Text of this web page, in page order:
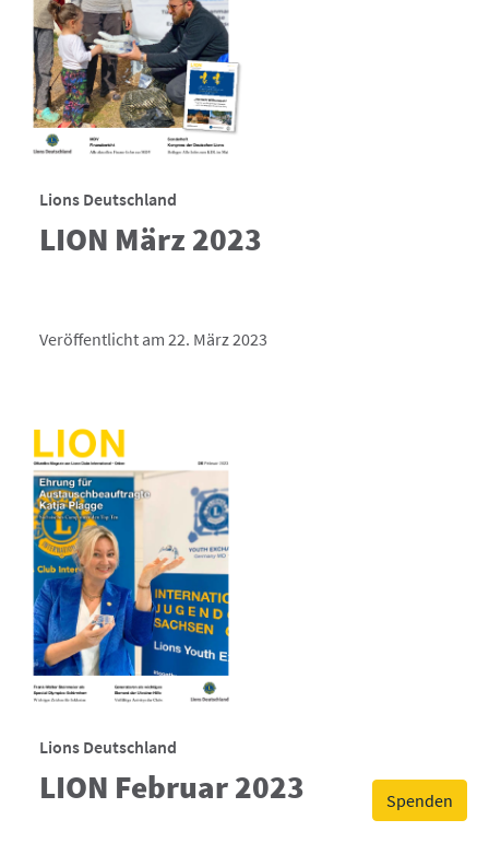
Spenden
Lions Deutschland
LION März 2023
Veröffentlicht am 22. März 2023
Lions Deutschland
LION Februar 2023